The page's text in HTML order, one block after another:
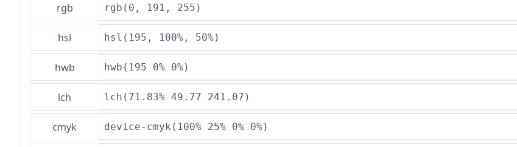
rgb rgb(0, 191, 255)
hsl hsl(195, 100%, 50%)
hwb hwb(195 0% 0%)
lch lch(71.83% 49.77 241.07)
cmyk device-cmyk(100% 25% 0% 0%)